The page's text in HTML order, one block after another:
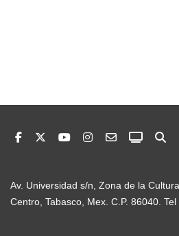
Av. Universidad s/n, Zona de la
Centro, Tabasco, Mex. C.P. 86040.